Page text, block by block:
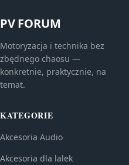
PV FORUM
Motoryzacja i technika bez
zbędnego chaosu —
konkretnie, praktycznie, na
temat.
KATEGORIE
Akcesoria Audio
Akcesoria dla lalek